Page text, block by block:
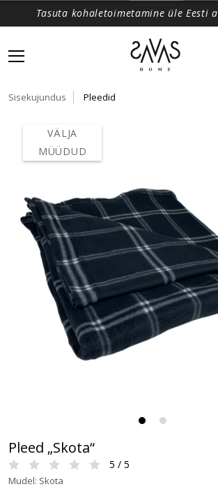
Tasuta kohaletoimetamine üle Eesti
Sisekujundus Pleedid
VÄLJA
MÜÜDUD
Pleed „Skota“
5 / 5
Mudel: Skota